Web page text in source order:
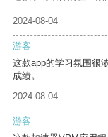
2024-08-04
游客
这款app的学习氛围很
成绩。
2024-08-04
游客